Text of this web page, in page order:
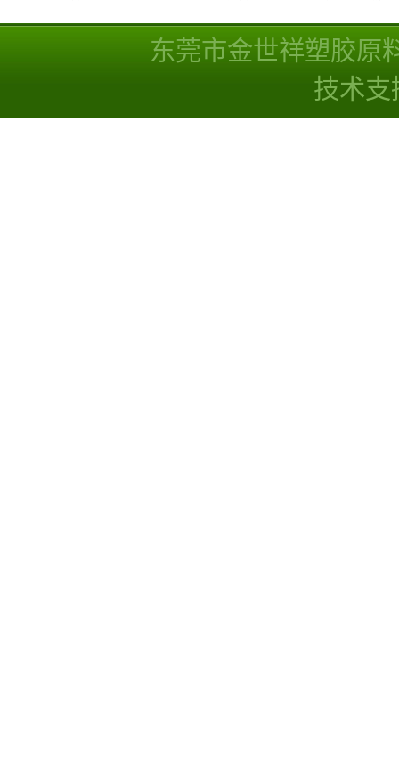
东莞市金世祥塑胶原
技术